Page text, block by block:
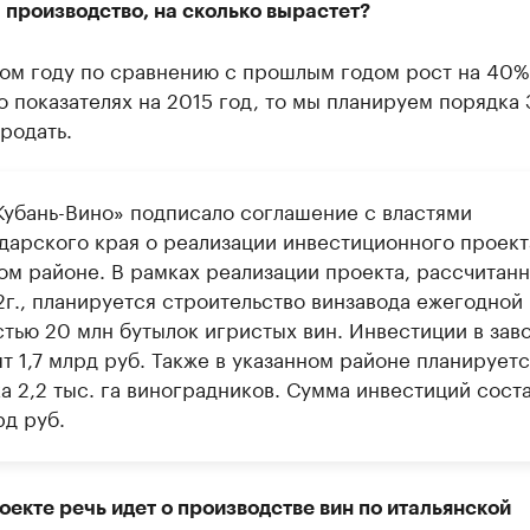
на сколько вырастет?
году по сравнению с прошлым годом рост на
показателях на 2015 год, то мы планируем порядка
Вино» подписало соглашение с властями
края о реализации инвестиционного
районе. В рамках реализации проекта,
планируется строительство винзавода ежегодной
20 млн бутылок игристых вин. Инвестиции в
1,7 млрд руб. Также в указанном районе
2,2 тыс. га виноградников. Сумма инвестиций
руб.
речь идет о производстве вин по итальянской